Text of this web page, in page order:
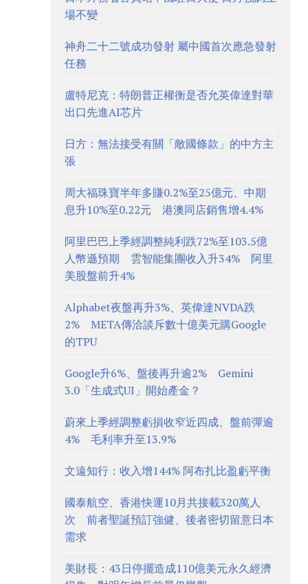
場不變
神舟二十二號成功發射 屬中國首次應急發射
任務
盧特尼克：特朗普正權衡是否允英偉達對華
出口先進AI芯片
日方：無法接受有關「敵國條款」的中方主
張
周大福珠寶半年多賺0.2%至25億元、中期
息升10%至0.22元 港澳同店銷售增4.4%
阿里巴巴上季經調整純利跌72%至103.5億
人幣遜預期 雲智能集團收入升34% 阿里
美股盤前升4%
Alphabet夜盤再升3%、英偉達NVDA跌
2% META傳洽談斥數十億美元購Google
的TPU
Google升6%、盤後再升逾2% Gemini
3.0「生成式UI」開始產金？
蔚來上季經調整虧損收窄近四成、盤前彈逾
4% 毛利率升至13.9%
文遠知行：收入增144% 阿布扎比盈虧平衡
國泰航空、香港快運10月共接載320萬人
次 前者聖誕預訂強健、後者密切留意日本
需求
美財長：43日停擺造成110億美元永久經濟